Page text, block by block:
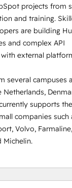
Certification
Optimization
Demo
Onboarding
Training:
projects from
and training.
are building
and complex API
external
several campuses
Netherlands,
supports
companies such
Volvo,
Michelin.